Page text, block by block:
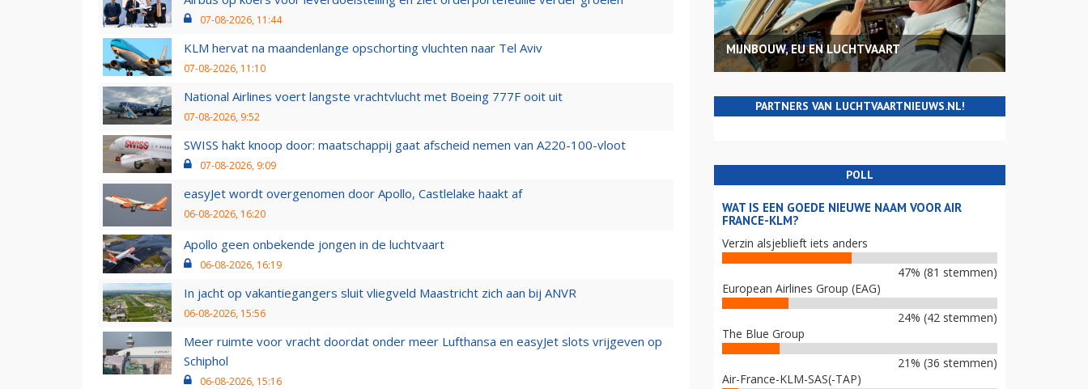
07-08-2026, 11:44
KLM hervat na maandenlange opschorting vluchten naar Tel Aviv
07-08-2026, 11:10
National Airlines voert langste vrachtvlucht met Boeing 777F ooit uit
07-08-2026, 9:52
SWISS hakt knoop door: maatschappij gaat afscheid nemen van A220-100-vloot
07-08-2026, 9:09
easyJet wordt overgenomen door Apollo, Castlelake haakt af
06-08-2026, 16:20
Apollo geen onbekende jongen in de luchtvaart
06-08-2026, 16:19
In jacht op vakantiegangers sluit vliegveld Maastricht zich aan bij ANVR
06-08-2026, 15:56
Meer ruimte voor vracht doordat onder meer Lufthansa en easyJet slots vrijgeven op
Schiphol
06-08-2026, 15:16
MIJNBOUW, EU EN LUCHTVAART
PARTNERS VAN LUCHTVAARTNIEUWS.NL!
POLL
WAT IS EEN GOEDE NIEUWE NAAM VOOR AIR
FRANCE-KLM?
Verzin alsjeblieft iets anders
47% (81 stemmen)
European Airlines Group (EAG)
24% (42 stemmen)
The Blue Group
21% (36 stemmen)
Air-France-KLM-SAS(-TAP)